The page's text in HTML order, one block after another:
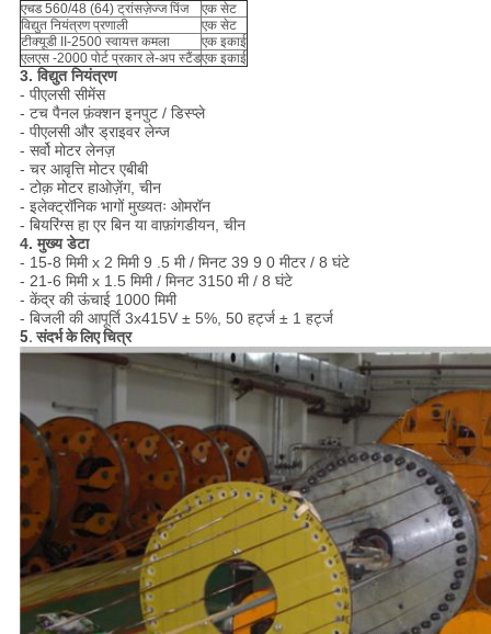
एचड 560/48 (64) ट्रांसज़ेज्ज पिंज
एक सेट
विद्युत नियंत्रण प्रणाली
एक सेट
टीक्यूडी II-2500 स्वायत्त कमला
एक इकाई
एलएस -2000 पोर्ट प्रकार ले-अप स्टैंडएक इकाई
3. विद्युत नियंत्रण
- पीएलसी सीमेंस
- टच पैनल फ़ंक्शन इनपुट / डिस्प्ले
- पीएलसी और ड्राइवर लेन्ज
- सर्वो मोटर लेनज़
- चर आवृत्ति मोटर एबीबी
- टोक़ मोटर हाओज़ेंग, चीन
- इलेक्ट्रॉनिक भागों मुख्यतः ओमरॉन
- बियरिंग्स हा एर बिन या वाफ़ांगडीयन, चीन
4. मुख्य डेटा
- 15-8 मिमी x 2 मिमी 9 .5 मी / मिनट 39 9 0 मीटर / 8 घंटे
- 21-6 मिमी x 1.5 मिमी / मिनट 3150 मी / 8 घंटे
- केंद्र की ऊंचाई 1000 मिमी
- बिजली की आपूर्ति 3x415V ± 5%, 50 हर्ट्ज ± 1 हर्ट्ज
5. संदर्भ के लिए चित्र